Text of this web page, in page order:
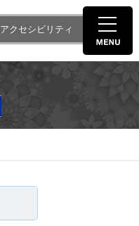
アクセシビリティ
道の駅はなわ